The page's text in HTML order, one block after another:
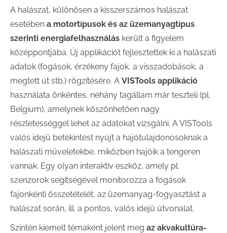
A halászat, különösen a kisszerszámos halászat
esetében a motortípusok és az üzemanyagtípus
szerinti energiafelhasználás került a figyelem
középpontjába. Új applikációt fejlesztettek ki a halászati
adatok (fogások, érzékeny fajok, a visszadobások, a
megtett út stb.) rögzítésére. A VISTools applikáció
használata önkéntes, néhány tagállam már teszteli (pl.
Belgium), amelynek köszönhetően nagy
részletességgel lehet az adatokat vizsgálni. A VISTools
valós idejű betekintést nyújt a hajótulajdonosoknak a
halászati műveletekbe, miközben hajóik a tengeren
vannak. Egy olyan interaktív eszköz, amely pl.
szenzorok segítségével monitorozza a fogások
fajonkénti összetételét, az üzemanyag-fogyasztást a
halászat során, ill. a pontos, valós idejű útvonalat.
Szintén kiemelt témaként jelent meg az akvakultúra-